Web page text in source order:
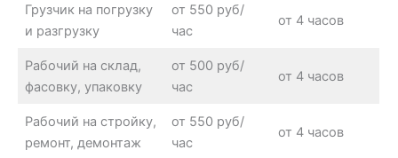
Грузчик на погрузку
и разгрузку
от 550 руб/
час
от 4 часов
Рабочий на склад,
фасовку, упаковку
от 500 руб/
час
от 4 часов
Рабочий на стройку,
ремонт, демонтаж
от 550 руб/
час
от 4 часов